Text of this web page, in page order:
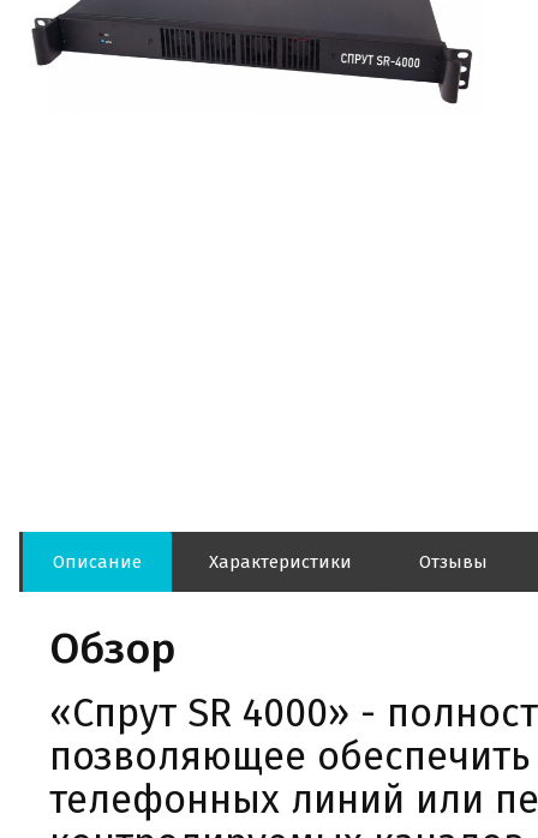
Описание Характеристики Отзывы
Обзор
«Спрут SR 4000» -
позволяющее
телефонных линий или